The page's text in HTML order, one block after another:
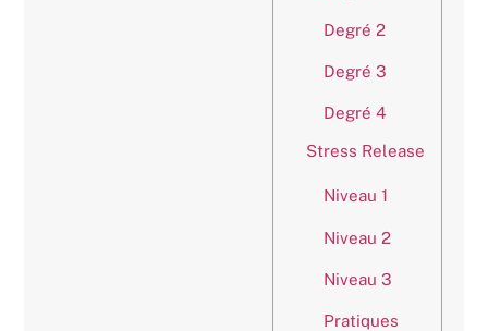
Degré 2
Degré 3
Degré 4
Stress Release
Niveau 1
Niveau 2
Niveau 3
Pratiques